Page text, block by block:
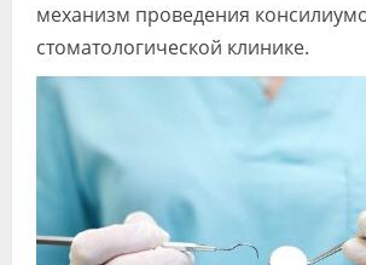
Форум
Клиники
Специалисты
Галерея
Блоги
механизм проведения
стоматологической клинике.